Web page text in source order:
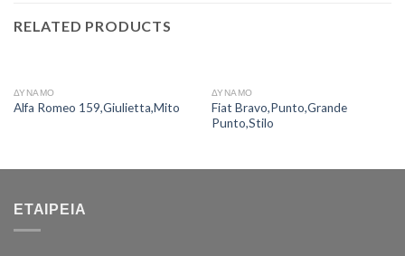
RELATED PRODUCTS
ΔΥΝΑΜΟ
Alfa Romeo 159,Giulietta,Mito
ΔΥΝΑΜΟ
Fiat Bravo,Punto,Grande
Punto,Stilo
ΕΤΑΙΡΕΊΑ